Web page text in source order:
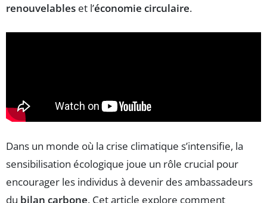
renouvelables et l’économie circulaire.
Dans un monde où la crise climatique s’intensifie, la
sensibilisation écologique joue un rôle crucial pour
encourager les individus à devenir des ambassadeurs
du bilan carbone. Cet article explore comment